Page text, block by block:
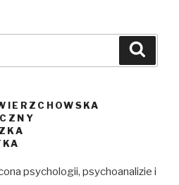
psychologii, psychoanalizie i